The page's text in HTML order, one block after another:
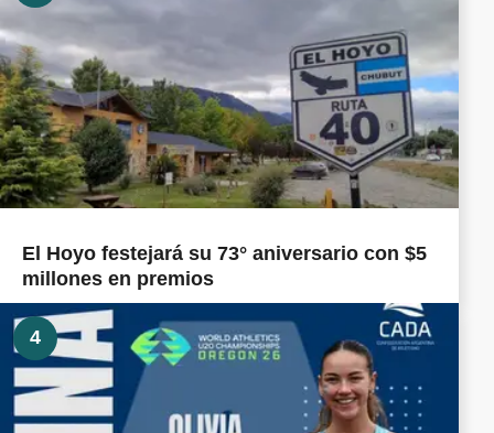
El Hoyo festejará su 73° aniversario con $5
millones en premios
4